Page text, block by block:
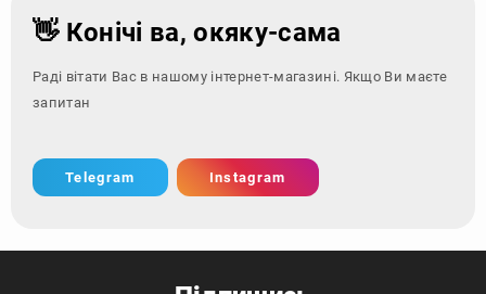
👋 Конічі ва, окяку-сама
Раді вітати Вас в нашому інтернет-магазині. Якщо Ви маєте
запитання - зверні
Telegram Instagram